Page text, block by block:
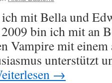
ich mit Bella und
bin ich mit an
Vampire mit einem
unterstützt
→